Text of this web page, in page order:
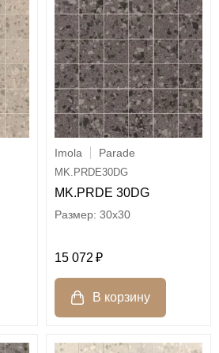
Imola Parade
MK.PRDE30DG
MK.PRDE 30DG
30x30
15 072